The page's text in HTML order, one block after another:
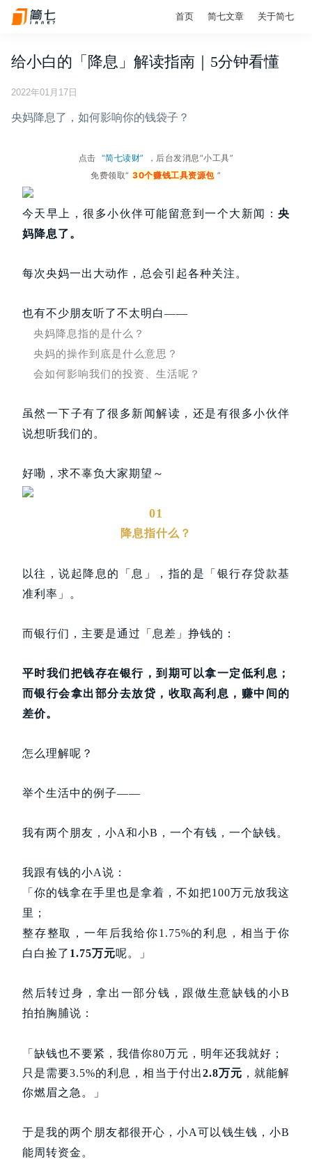
首页 简七文章 关于简七
给小白的「降息」解读指南｜5分钟看懂
2022年01月17日
央妈降息了，如何影响你的钱袋子？
点击 “简七读财”
，后台发消息“小工具”
免费领取“ 30个赚钱工具资源包 ”
今天早上，很多小伙伴可能留意到一个大新闻： 央
妈降息了。
每次央妈一出大动作，总会引起各种关注。
也有不少朋友听了不太明白——
央妈降息指的是什么？
央妈的操作到底是什么意思？
会如何影响我们的投资、生活呢？
虽然一下子有了很多新闻解读，还是有很多小伙伴
说想听我们的。
好嘞，求不辜负大家期望～
01
降息指什么？
以往，说起降息的「息」，指的是「银行存贷款基
准利率」。
而银行们，主要是通过「息差」挣钱的：
平时我们把钱存在银行，到期可以拿一定低利息；
而银行会拿出部分去放贷，收取高利息，赚中间的
差价。
怎么理解呢？
举个生活中的例子——
我有两个朋友，小A和小B，一个有钱，一个缺钱。
我跟有钱的小A说：
「你的钱拿在手里也是拿着，不如把100万元放我这
里；
整存整取，一年后我给你1.75%的利息，相当于你
白白捡了 1.75万元呢。 」
然后转过身，拿出一部分钱，跟做生意缺钱的小B
拍拍胸脯说：
「缺钱也不要紧，我借你80万元，明年还我就好；
只是需要3.5%的利息，相当于付出2.8万元 ，就能解
你燃眉之急。
」
于是我的两个朋友都很开心，小A可以钱生钱，小B
能周转资金。